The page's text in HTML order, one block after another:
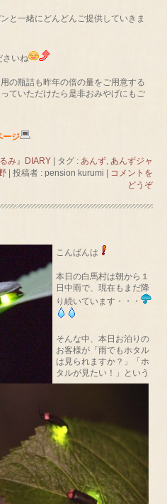
と一緒にどんどんご提供していきま
さいね
の瓶詰も昨年の倍の量をご用意する
ていただけたら是非おみやげにもご
ージ
るみ』DIARY タグ : あんず, あんずジャ
投稿者 : pension kurumi
コメントを
どうぞ
こんばんは
本日の白馬村は朝から１
日中雨で、現在もまだ降
り続いています・・・
そんな中、本日お泊りの
お客様が「雨でもホタル
は見られますか？」「ホ
タルが見たい！」という